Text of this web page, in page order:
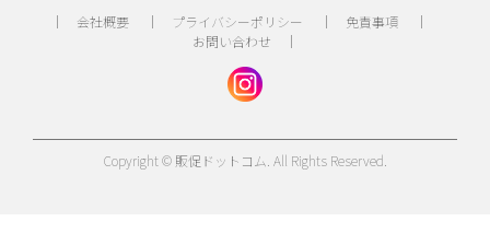
｜ 会社概要｜ プライバシーポリシー ｜ 免責事項｜
お問い合わせ ｜
Copyright © 販促ドットコム. All Rights Reserved.